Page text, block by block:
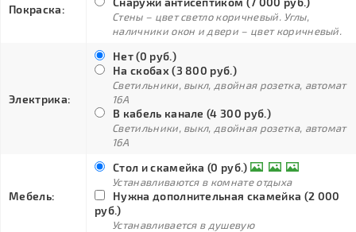
Покраска:
Стены – цвет светло коричневый. Углы,
наличники окон и двери – цвет коричневый.
Электрика:
Нет (0 руб.)
На скобах (3 800 руб.)
Светильники, выкл, двойная розетка, автомат
16А
В кабель канале (4 300 руб.)
Светильники, выкл, двойная розетка, автомат
16А
Мебель:
Стол и скамейка (0 руб.)
Устанавливаются в комнате отдыха
Нужна дополнительная скамейка (2 000
руб.)
Устанавливается в душевую